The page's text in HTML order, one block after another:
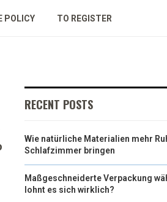
POLICY TO REGISTER
RECENT POSTS
Wie natürliche Materialien mehr
Schlafzimmer bringen
Maßgeschneiderte Verpackung
lohnt es sich wirklich?